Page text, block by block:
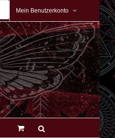
Mein Benutzerkonto